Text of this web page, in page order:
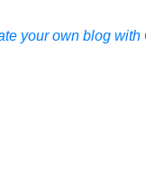
your own blog